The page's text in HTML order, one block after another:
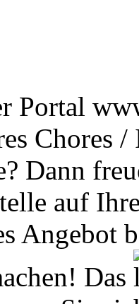
Portal
Chores
Dann
auf
Angebot
Das